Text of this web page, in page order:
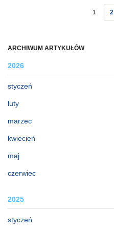
ARCHIWUM ARTYKUŁÓW
2026
styczeń
luty
marzec
kwiecień
maj
czerwiec
2025
styczeń
1 2